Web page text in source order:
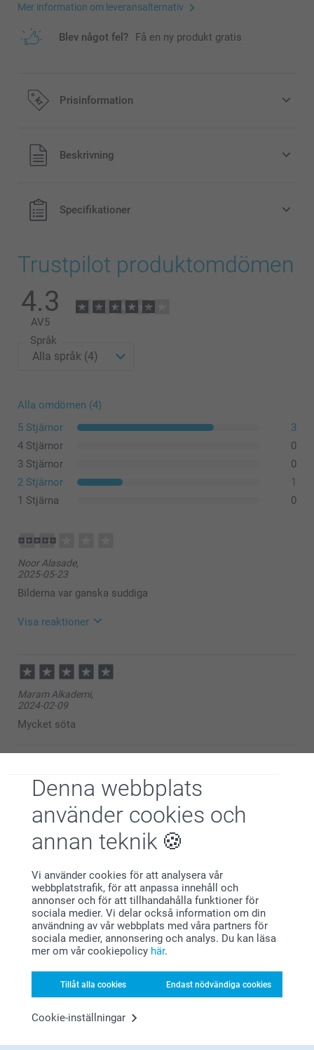
Denna webbplats
använder cookies och
annan teknik
Vi använder cookies för att analysera vår
webbplatstrafik, för att anpassa innehåll och
annonser och för att tillhandahålla funktioner för
sociala medier. Vi delar också information om din
användning av vår webbplats med våra partners för
sociala medier, annonsering och analys. Du kan läsa
mer om vår cookiepolicy här.
Tillåt alla cookies Endast nödvändiga cookies
Cookie-inställningar
Mer information om leveransalternativ
Blev något fel? Få en ny produkt gratis
Prisinformation
Alla priser är i svenska kronor (SEK), inklusive moms och
exklusive porto.
Beskrivning
Specifikationer
Trustpilot produktomdömen
4.3
AV5
Språk
Alla omdömen (4)
5 Stjärnor
3
4 Stjärnor
0
3 Stjärnor
0
2 Stjärnor
1
1 Stjärna
0
Noor Alasade,
2025-05-23
Bilderna var ganska suddiga
Visa reaktioner
14:41
Hej Noor,
Tack för att du har tagit dig tid att ge oss feedback,
det är vi glada för!
Du får gärna kontakta oss om kvalitén på din
🩵-liga hälsningar,
Kirsi @smartphoto
Maram Alkademi,
2024-02-09
Mycket söta
Annelie Andersson,
2023-06-28
Mycket fint och lätt att montera.
Aregai Mehari Kiflegergish,
2023-05-18
Superbra !
Relaterade produkter
Personlig jojo - 12 st
Från 359,00
(1 omdömen)
Presentaskar med tryck -
12st
169,00